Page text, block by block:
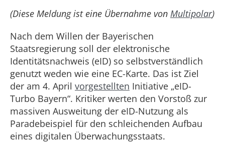
(Diese Meldung ist eine Übernahme von Multipolar)
Nach dem Willen der Bayerischen
Staatsregierung soll der elektronische
Identitätsnachweis (eID) so selbstverständlich
genutzt weden wie eine EC-Karte. Das ist Ziel
der am 4. April vorgestellten Initiative „eID-
Turbo Bayern“. Kritiker werten den Vorstoß zur
massiven Ausweitung der eID-Nutzung als
Paradebeispiel für den schleichenden Aufbau
eines digitalen Überwachungsstaats.